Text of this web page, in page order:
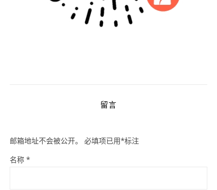
留言
邮箱地址不会被公开。 必填项已用*标注
名称 *